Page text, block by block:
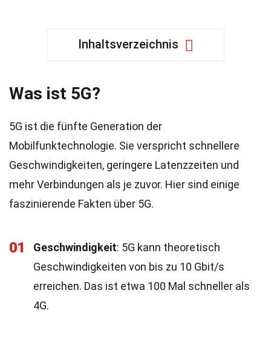
Inhaltsverzeichnis
Was ist 5G?
5G ist die fünfte Generation der
Mobilfunktechnologie. Sie verspricht schnellere
Geschwindigkeiten, geringere Latenzzeiten und
mehr Verbindungen als je zuvor. Hier sind einige
faszinierende Fakten über 5G.
01 Geschwindigkeit: 5G kann theoretisch
Geschwindigkeiten von bis zu 10 Gbit/s
erreichen. Das ist etwa 100 Mal schneller als
4G.